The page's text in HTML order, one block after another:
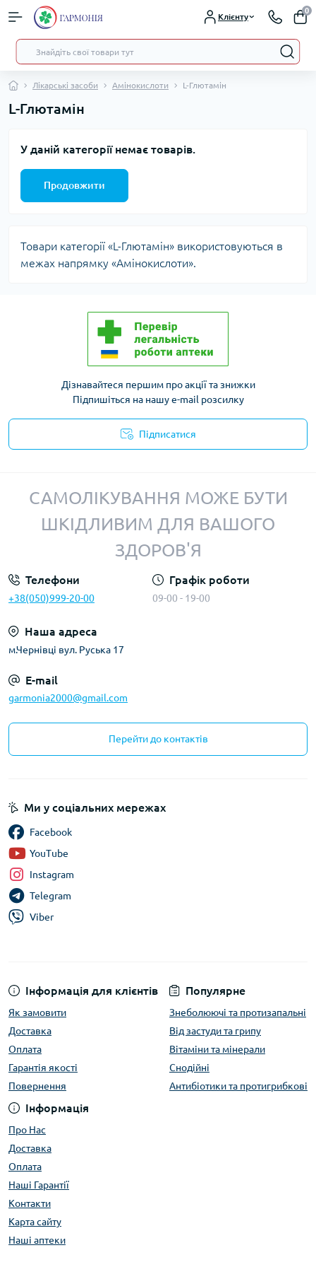
Клієнту
0
Лікарські засоби Амінокислоти L-Глютамін
L-Глютамін
У даній категорії немає товарів.
Продовжити
Товари категорії «L-Глютамін» використовуються в
межах напрямку «Амінокислоти».
Дізнавайтеся першим про акції та знижки
Підпишіться на нашу e-mail розсилку
Підписатися
САМОЛІКУВАННЯ МОЖЕ БУТИ
ШКІДЛИВИМ ДЛЯ ВАШОГО
ЗДОРОВ'Я
Телефони
+38(050)999-20-00
Графік роботи
09-00 - 19-00
Наша адреса
м.Чернівці вул. Руська 17
E-mail
garmonia2000@gmail.com
Перейти до контактів
Інформація для клієнтів
Як замовити
Доставка
Оплата
Гарантія якості
Повернення
Популярне
Знеболюючі та протизапальні
Від застуди та грипу
Вітаміни та мінерали
Снодійні
Антибіотики та протигрибкові
Інформація
Про Нас
Доставка
Оплата
Наші Гарантії
Контакти
Карта сайту
Наші аптеки
Ми у соціальних мережах
Facebook
YouTube
Instagram
Telegram
Viber